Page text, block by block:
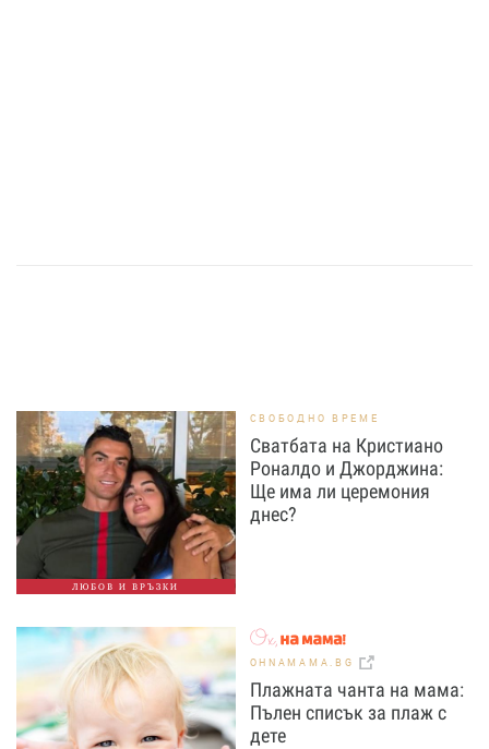
ЛЮБОВ И ВРЪЗКИ
СВОБОДНО ВРЕМЕ
Сватбата на Кристиано
Роналдо и Джорджина:
Ще има ли церемония
днес?
OHNAMAMA.BG
Плажната чанта на мама:
Пълен списък за плаж с
дете